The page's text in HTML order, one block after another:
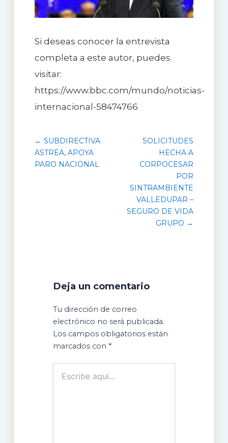
Si deseas conocer la entrevista
completa a este autor, puedes
visitar:
https://www.bbc.com/mundo/noticias-
internacional-58474766
← SUBDIRECTIVA
ASTREA, APOYA
PARO NACIONAL
SOLICITUDES
HECHA A
CORPOCESAR
POR
SINTRAMBIENTE
VALLEDUPAR –
SEGURO DE VIDA
GRUPO →
Deja un comentario
Tu dirección de correo
electrónico no será publicada.
Los campos obligatorios están
marcados con *
aquí...